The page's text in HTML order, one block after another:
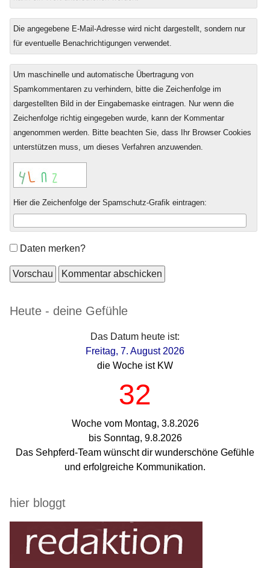
Die angegebene E-Mail-Adresse wird nicht dargestellt, sondern nur
für eventuelle Benachrichtigungen verwendet.
Um maschinelle und automatische Übertragung von
Spamkommentaren zu verhindern, bitte die Zeichenfolge im
dargestellten Bild in der Eingabemaske eintragen. Nur wenn die
Zeichenfolge richtig eingegeben wurde, kann der Kommentar
angenommen werden. Bitte beachten Sie, dass Ihr Browser Cookies
unterstützen muss, um dieses Verfahren anzuwenden.
Hier die Zeichenfolge der Spamschutz-Grafik eintragen:
Formular-
Daten merken?
Seitenleiste
Heute - deine Gefühle
Das Datum heute ist:
Freitag, 7. August 2026
die Woche ist KW
32
Woche vom Montag, 3.8.2026
bis Sonntag, 9.8.2026
Das Sehpferd-Team wünscht dir wunderschöne Gefühle
und erfolgreiche Kommunikation.
hier bloggt